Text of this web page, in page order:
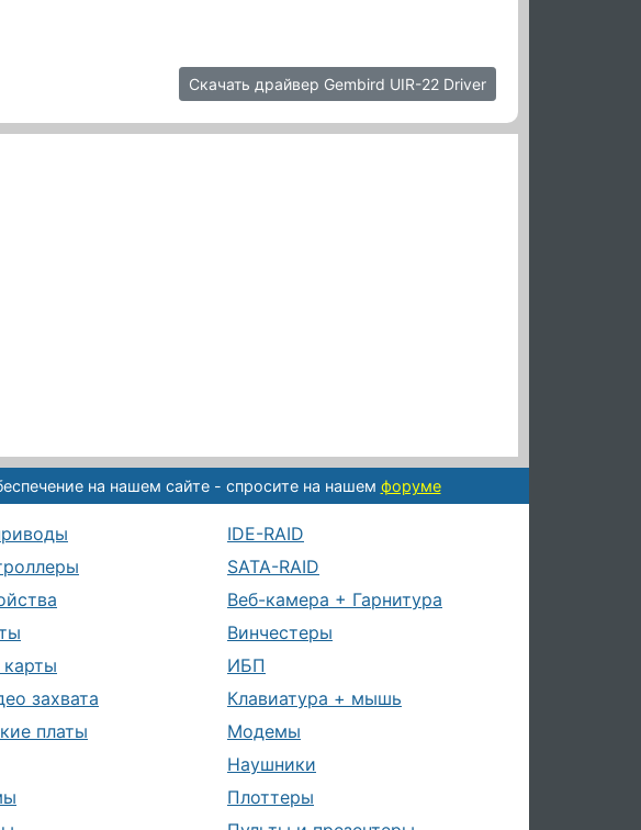
Скачать драйвер Gembird UIR-22 Driver
на нашем сайте - спросите на нашем форуме
IDE-RAID
SATA-RAID
Веб-камера + Гарнитура
Винчестеры
ИБП
захвата
Клавиатура + мышь
платы
Модемы
Наушники
Плоттеры